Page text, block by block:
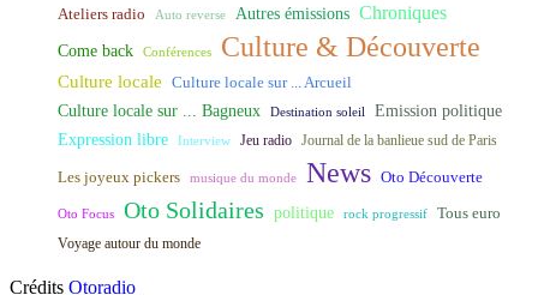
Ateliers radio Auto reverse Autres émissions Chroniques
Come back Conférences Culture & Découverte
Culture locale Culture locale sur ... Arcueil
Culture locale sur ... Bagneux Destination soleil Emission politique
Expression libre Interview Jeu radio Journal de la banlieue sud de Paris
Les joyeux pickers musique du monde News Oto Découverte
Oto Focus Oto Solidaires politique rock progressif Tous euro
Voyage autour du monde
Crédits Otoradio